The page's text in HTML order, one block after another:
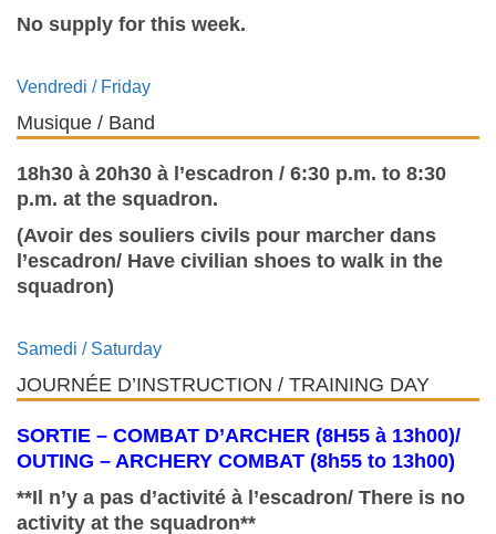
No supply for this week.
Vendredi / Friday
Musique / Band
18h30 à 20h30 à l’escadron / 6:30 p.m. to 8:30
p.m. at the squadron.
(Avoir des souliers civils pour marcher dans
l’escadron/ Have civilian shoes to walk in the
squadron)
Samedi / Saturday
JOURNÉE D’INSTRUCTION / TRAINING DAY
SORTIE – COMBAT D’ARCHER (8H55 à 13h00)/
OUTING – ARCHERY COMBAT (8h55 to 13h00)
**Il n’y a pas d’activité à l’escadron/ There is no
activity at the squadron**